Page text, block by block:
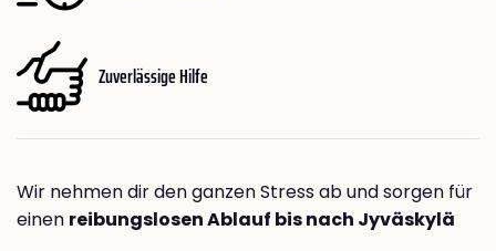
Zuverlässige Hilfe
Wir nehmen dir den ganzen Stress ab und sorgen für
einen reibungslosen Ablauf bis nach Jyväskylä